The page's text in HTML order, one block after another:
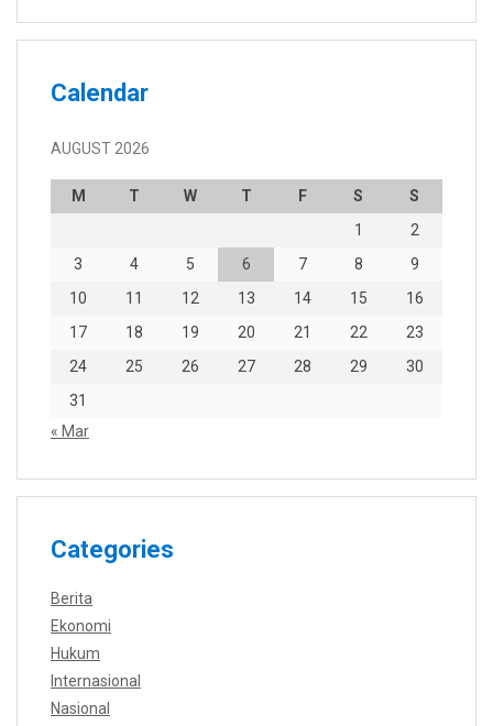
Calendar
AUGUST 2026
M T W T F S
S
1
2
3
4 5 6 7 8
9
10
11 12 13 14 15
16
17
18 19 20 21 22
23
24
25 26 27 28 29
30
31
« Mar
Categories
Berita
Ekonomi
Hukum
Internasional
Nasional